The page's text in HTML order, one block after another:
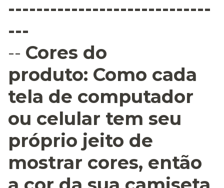
-----------------------------
---
-- Cores do
produto: Como cada
tela de computador
ou celular tem seu
próprio jeito de
mostrar cores, então